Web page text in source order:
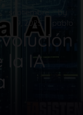
9, 2025
pablo
la IA